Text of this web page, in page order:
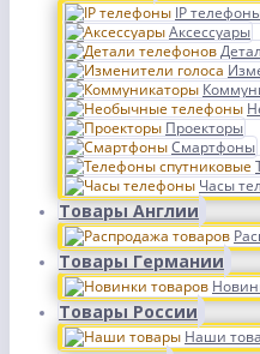
IP
Аксессуары
Проекторы
Смартфоны
Часы
Товары Англии
Товары Германии
Товары России
Наши